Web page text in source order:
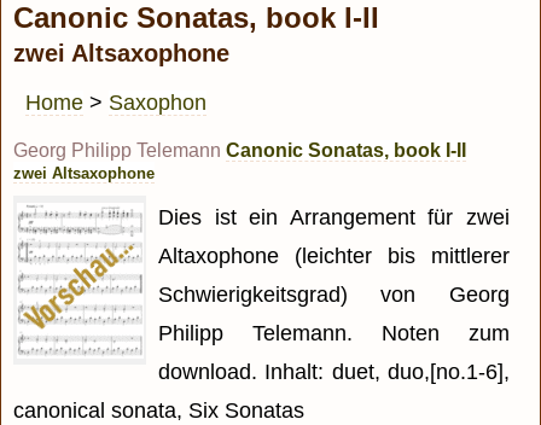
Canonic Sonatas, book I-II
zwei Altsaxophone
Home > Saxophon
Georg Philipp Telemann Canonic Sonatas, book I-II
zwei Altsaxophone
Dies ist ein Arrangement für zwei
Altaxophone (leichter bis mittlerer
Schwierigkeitsgrad) von Georg
Philipp Telemann. Noten zum
download. Inhalt: duet, duo,[no.1-6],
canonical sonata, Six Sonatas